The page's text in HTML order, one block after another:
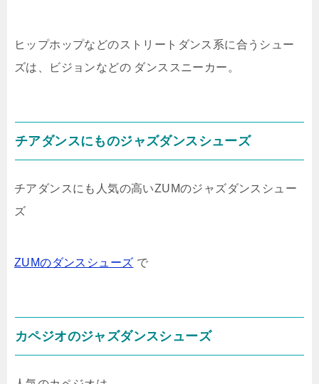
ヒップホップなどのストリートダンス系に合うシュー
ズは、ビジョンなどの ダンススニーカー。
チアダンスにものジャズダンスシューズ
チアダンスにも人気の高いZUMのジャズダンスシュー
ズ
ZUMのダンスシューズ で
カペジオのジャズダンスシューズ